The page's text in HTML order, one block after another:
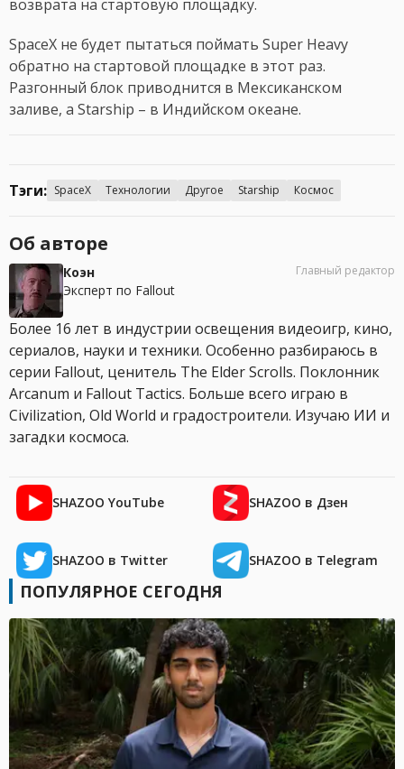
возврата на стартовую площадку.
SpaceX не будет пытаться поймать Super Heavy
обратно на стартовой площадке в этот раз.
Разгонный блок приводнится в Мексиканском
заливе, а Starship – в Индийском океане.
Тэги: SpaceX Технологии Другое Starship Космос
Об авторе
Коэн
Эксперт по Fallout
Главный редактор
Более 16 лет в индустрии освещения видеоигр, кино,
сериалов, науки и техники. Особенно разбираюсь в
серии Fallout, ценитель The Elder Scrolls. Поклонник
Arcanum и Fallout Tactics. Больше всего играю в
Civilization, Old World и градостроители. Изучаю ИИ и
загадки космоса.
SHAZOO YouTube SHAZOO в Дзен
SHAZOO в Twitter SHAZOO в Telegram
ПОПУЛЯРНОЕ СЕГОДНЯ